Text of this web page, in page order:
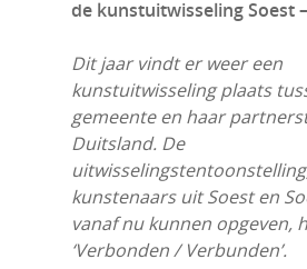
de kunstuitwisseling Soest
Dit jaar vindt er weer een
kunstuitwisseling plaats
gemeente en haar
Duitsland. De
kunstenaars uit Soest en
vanaf nu kunnen opgeven,
‘Verbonden / Verbunden’.